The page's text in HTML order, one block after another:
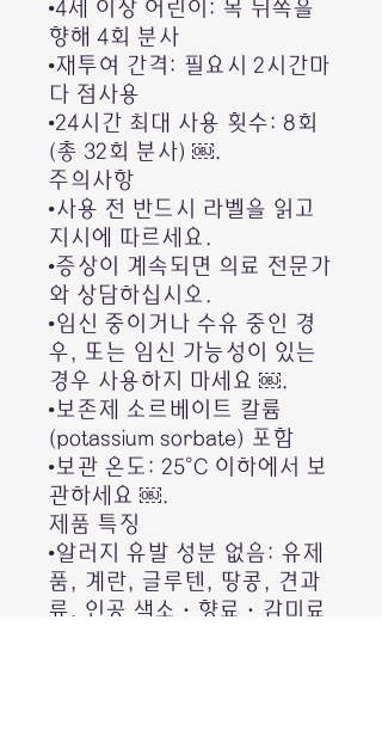
•4세 이상 어린이: 목 뒤쪽을
향해 4회 분사
•재투여 간격: 필요시 2시간마
다 점사용
•24시간 최대 사용 횟수: 8회
(총 32회 분사) ￼.
주의사항
•사용 전 반드시 라벨을 읽고
지시에 따르세요.
•증상이 계속되면 의료 전문가
와 상담하십시오.
•임신 중이거나 수유 중인 경
우, 또는 임신 가능성이 있는
경우 사용하지 마세요 ￼.
•보존제 소르베이트 칼륨
(potassium sorbate) 포함
•보관 온도: 25°C 이하에서 보
관하세요 ￼.
제품 특징
•알러지 유발 성분 없음: 유제
품, 계란, 글루텐, 땅콩, 견과
류, 인공 색소·향료·감미료